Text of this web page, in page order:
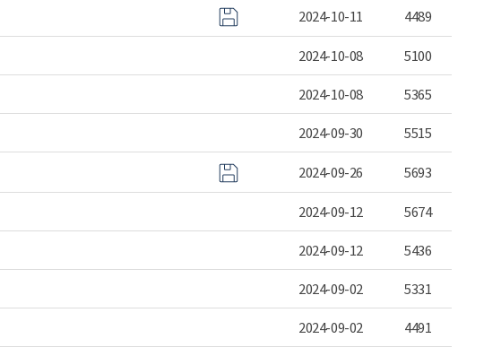
2024-10-11
4489
2024-10-08
5100
2024-10-08
5365
2024-09-30
5515
2024-09-26
5693
2024-09-12
5674
2024-09-12
5436
2024-09-02
5331
2024-09-02
4491